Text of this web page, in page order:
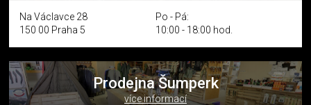
Na Václavce 28
150 00 Praha 5
Po - Pá:
10:00 - 18:00 hod.
Prodejna Šumperk
více informací